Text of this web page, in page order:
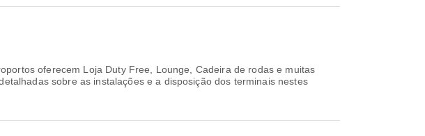
oferecem Loja Duty Free, Lounge, Cadeira de rodas e muitas
sobre as instalações e a disposição dos terminais nestes